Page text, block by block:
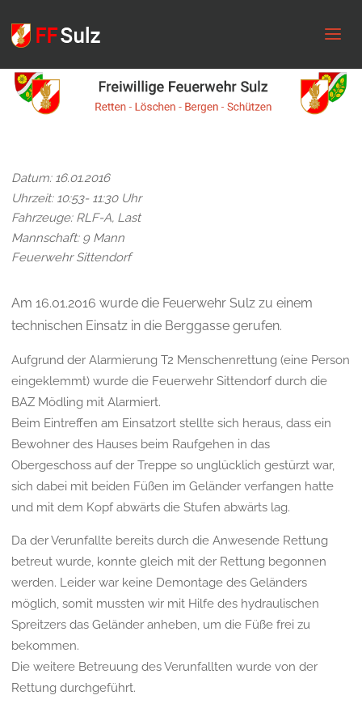
Datum: 16.01.2016
Uhrzeit: 10:53- 11:30 Uhr
Fahrzeuge: RLF-A, Last
Mannschaft: 9 Mann
Feuerwehr Sittendorf
Am 16.01.2016 wurde die Feuerwehr Sulz zu einem
technischen Einsatz in die Berggasse gerufen.
Aufgrund der Alarmierung T2 Menschenrettung (eine Person
eingeklemmt) wurde die Feuerwehr Sittendorf durch die
BAZ Mödling mit Alarmiert.
Beim Eintreffen am Einsatzort stellte sich heraus, dass ein
Bewohner des Hauses beim Raufgehen in das
Obergeschoss auf der Treppe so unglücklich gestürzt war,
sich dabei mit beiden Füßen im Geländer verfangen hatte
und mit dem Kopf abwärts die Stufen abwärts lag.
Da der Verunfallte bereits durch die Anwesende Rettung
betreut wurde, konnte gleich mit der Rettung begonnen
werden. Leider war keine Demontage des Geländers
möglich, somit mussten wir mit Hilfe des hydraulischen
Spreitzers das Geländer anheben, um die Füße frei zu
bekommen.
Die weitere Betreuung des Verunfallten wurde von der
Rettung durchgeführt.